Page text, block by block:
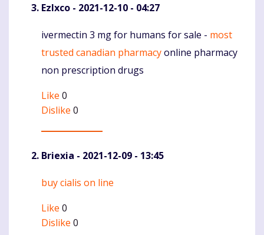
Ezlxco - 2021-12-10 - 04:27
Komentaras
ivermectin 3 mg for humans for sale - most
trusted canadian pharmacyonline pharmacy
non prescription drugs
Like 0
Dislike 0
Briexia - 2021-12-09 - 13:45
Komentaras
buy cialis on line
Like 0
Dislike 0